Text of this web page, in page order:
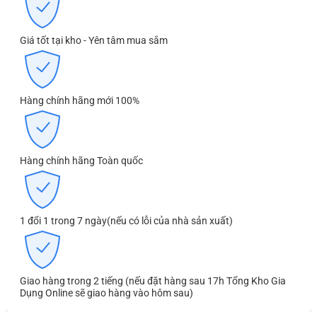
Giá tốt tại kho - Yên tâm mua sắm
Hàng chính hãng mới 100%
Hàng chính hãng Toàn quốc
1 đổi 1 trong 7 ngày(nếu có lỗi của nhà sản xuất)
Giao hàng trong 2 tiếng (nếu đặt hàng sau 17h Tổng Kho Gia
Dụng Online sẽ giao hàng vào hôm sau)